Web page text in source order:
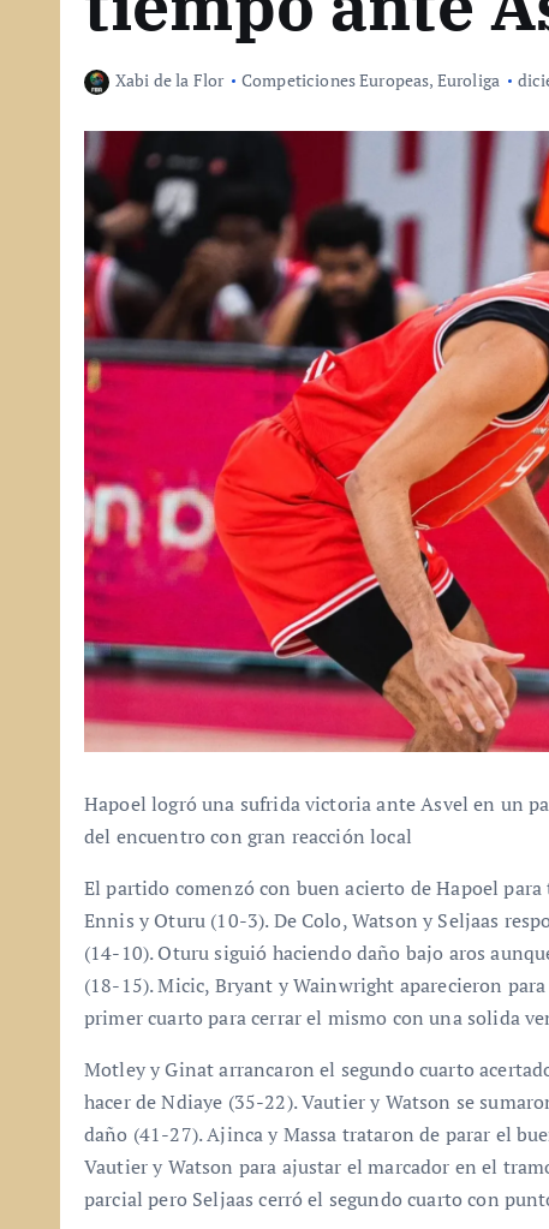
Xabi de la Flor Competiciones Europeas, Euroliga
Hapoel logró una sufrida victoria ante Asvel en un
del encuentro con gran reacción local
El partido comenzó con buen acierto de Hapoel
Ennis y Oturu (10-3). De Colo, Watson y Seljaas
(14-10). Oturu siguió haciendo daño bajo aros
(18-15). Micic, Bryant y Wainwright aparecieron
primer cuarto para cerrar el mismo con una solida
Motley y Ginat arrancaron el segundo cuarto
hacer de Ndiaye (35-22). Vautier y Watson se
daño (41-27). Ajinca y Massa trataron de parar el
Vautier y Watson para ajustar el marcador en el
parcial pero Seljaas cerró el segundo cuarto con